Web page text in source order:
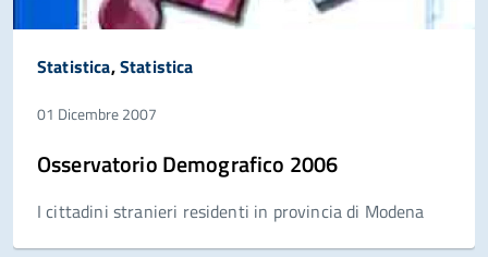
Statistica,Statistica
01 Dicembre 2007
Osservatorio Demografico 2006
I cittadini stranieri residenti in provincia di Modena